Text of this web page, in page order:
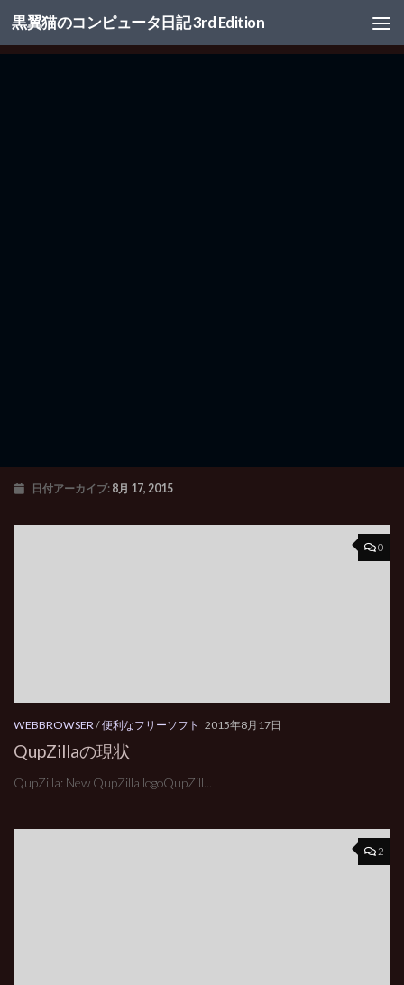
コンテンツへスキップ
黒翼猫のコンピュータ日記 3rd Edition
日付アーカイブ: 8月 17, 2015
0
WEBBROWSER/便利なフリーソフト 2015年8月17日
QupZillaの現状
QupZilla: New QupZilla logoQupZill...
2